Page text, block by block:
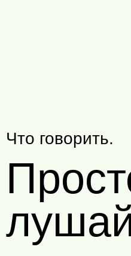
Что говорить.